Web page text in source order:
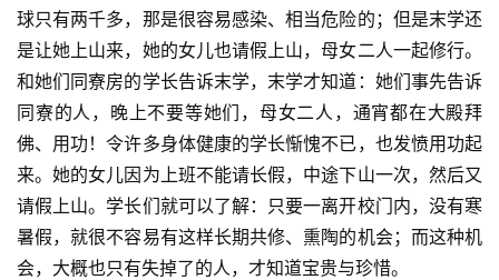
球只有两千多，那是很容易感染、相当危险的；但是末学还
是让她上山来，她的女儿也请假上山，母女二人一起修行。
和她们同寮房的学长告诉末学，末学才知道：她们事先告诉
同寮的人，晚上不要等她们，母女二人，通宵都在大殿拜
佛、用功！令许多身体健康的学长惭愧不已，也发愤用功起
来。她的女儿因为上班不能请长假，中途下山一次，然后又
请假上山。学长们就可以了解：只要一离开校门内，没有寒
暑假，就很不容易有这样长期共修、熏陶的机会；而这种机
会，大概也只有失掉了的人，才知道宝贵与珍惜。